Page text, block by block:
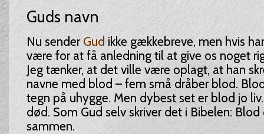
Guds navn
Nu sender Gudikke gækkebreve, men hvis
være for at få anledning til at give os noget
Jeg tænker, at det ville være oplagt, at han
navne med blod – fem små dråber blod.
tegn på uhygge. Men dybest set er blod jo
død. Som Gud selv skriver det i Bibelen:
sammen.